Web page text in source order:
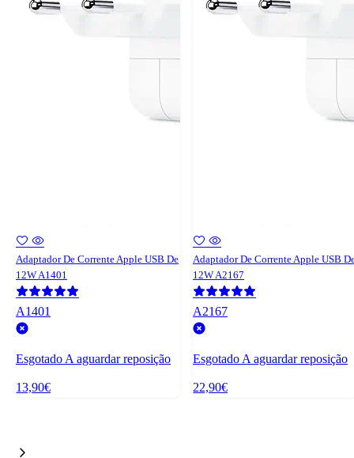
Adaptador De Corrente Apple USB De
12W A1401
A1401
Esgotado A aguardar reposição
13,90€
Adaptador De Corrente Apple USB
12W A2167
A2167
Esgotado A aguardar reposição
22,90€